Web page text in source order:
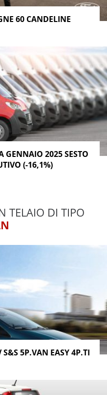
60 CANDELINE
GENNAIO 2025 SESTO
(-16,1%)
TELAIO DI TIPO
5P.VAN EASY 4P.TI